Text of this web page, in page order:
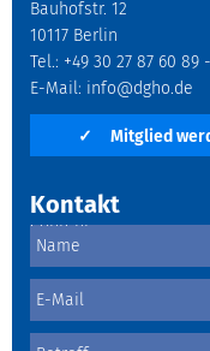
Bauhofstr. 12
10117 Berlin
Tel.: +49 30 27 87 60 89
E-Mail: info@dgho.de
✓ Mitglied
Kontakt